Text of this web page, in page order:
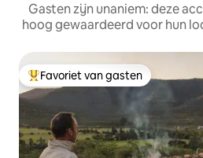
Gasten zijn unaniem: deze
hoog gewaardeerd voor hun
Topfavoriet van gasten
Favoriet van gasten